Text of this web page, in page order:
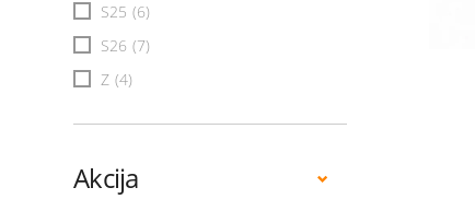
S25 (6)
S26 (7)
Z (4)
Akcija